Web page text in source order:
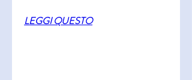
LEGGI QUESTO